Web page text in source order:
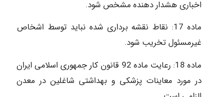
اخباری هشدار دهنده مشخص شود.
ماده‌ 17: نقاط نقشه برداری شده نباید توسط اشخاص
غیرمسئول تخریب شود.
ماده‌ 18: رعایت ماده 92 قانون کار جمهوری اسلامی ایران
در مورد معاینات پزشکی و بهداشتی شاغلین در معدن